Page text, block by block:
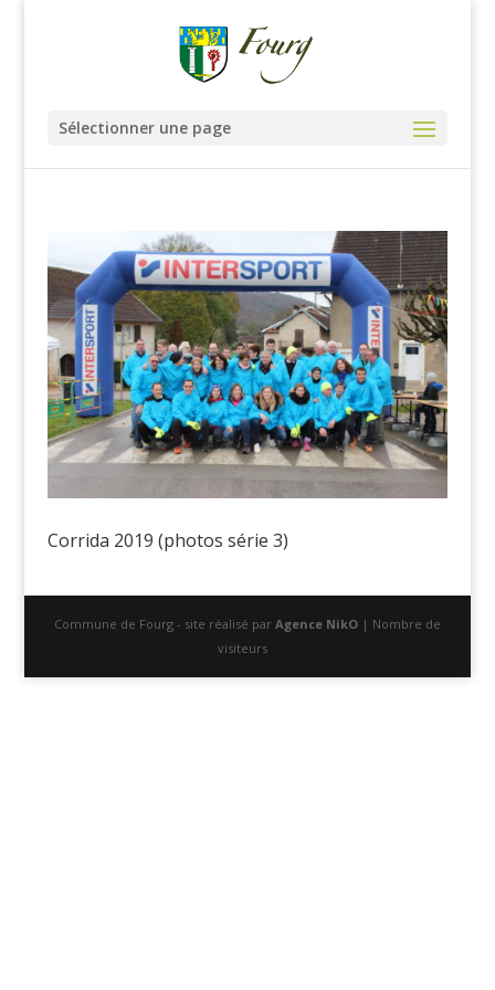
Sélectionner une page
Corrida 2019 (photos série 3)
Commune de Fourg - site réalisé par Agence NikO| Nombre de
visiteurs